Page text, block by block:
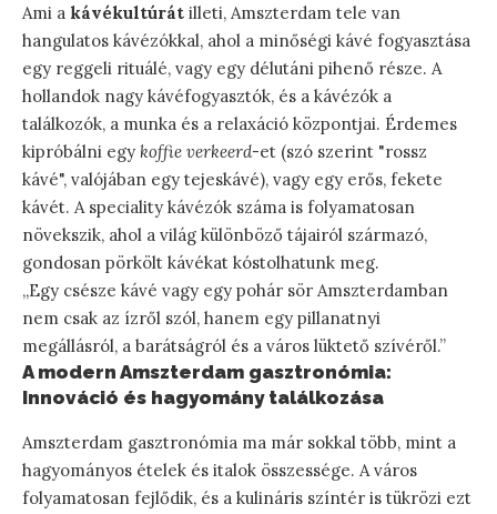
Ami a kávékultúrát illeti, Amszterdam tele van
hangulatos kávézókkal, ahol a minőségi kávé fogyasztása
egy reggeli rituálé, vagy egy délutáni pihenő része. A
hollandok nagy kávéfogyasztók, és a kávézók a
találkozók, a munka és a relaxáció központjai. Érdemes
kipróbálni egy koffie verkeerd-et (szó szerint "rossz
kávé", valójában egy tejeskávé), vagy egy erős, fekete
kávét. A speciality kávézók száma is folyamatosan
növekszik, ahol a világ különböző tájairól származó,
gondosan pörkölt kávékat kóstolhatunk meg.
„Egy csésze kávé vagy egy pohár sör Amszterdamban
nem csak az ízről szól, hanem egy pillanatnyi
megállásról, a barátságról és a város lüktető szívéről.”
A modern Amszterdam gasztronómia:
Innováció és hagyomány találkozása
Amszterdam gasztronómia ma már sokkal több, mint a
hagyományos ételek és italok összessége. A város
folyamatosan fejlődik, és a kulináris színtér is tükrözi ezt